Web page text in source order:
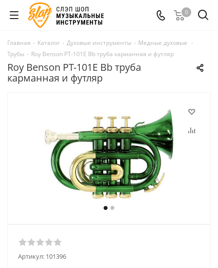
0
Главная - Каталог - Духовые инструменты - Медные духовые -
Трубы - Roy Benson PT-101E Bb труба карманная и футляр
Roy Benson PT-101E Bb труба
карманная и футляр
Артикул: 101396